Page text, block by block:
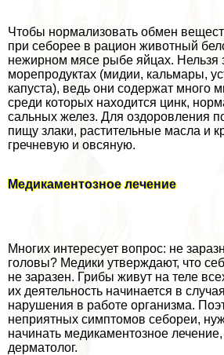
Чтобы нормализовать обмен
при себорее в рацион животный
нежирном мясе рыбе яйцах. Нельзя
морепродуктах (мидии, кальмары,
капуста), ведь они содержат много
среди которых находится цинк,
сальных желез. Для оздоровления
пищу злаки, растительные масла и
гречневую и овсяную.
Медикаментозное лечение
Многих интересует вопрос: не
головы? Медики утверждают, что
не заразен. Грибы живут на теле
их деятельность начинается в
нарушения в работе организма.
неприятных симптомов себореи,
начинать медикаментозное
дерматолог.